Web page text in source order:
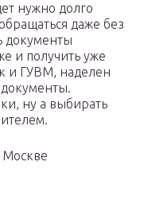
нужно долго
даже без
документы
и получить уже
и ГУВМ, наделен
ну а выбирать